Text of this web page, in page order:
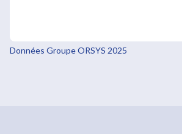
Données Groupe ORSYS 2025